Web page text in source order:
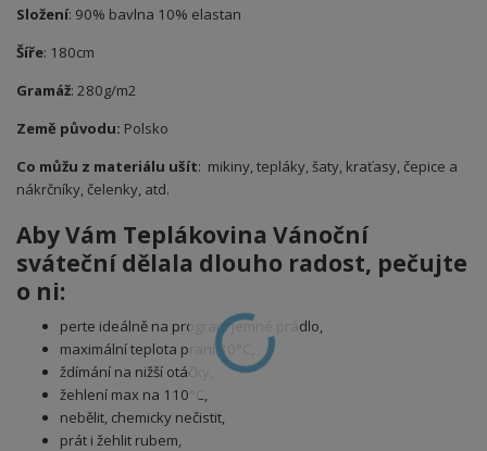
Složení: 90% bavlna 10% elastan
Šíře: 180cm
Gramáž: 280g/m2
Země původu: Polsko
Co můžu z materiálu ušít: mikiny, tepláky, šaty, kraťasy, čepice a
nákrčníky, čelenky, atd.
Aby Vám Teplákovina Vánoční
sváteční dělala dlouho radost, pečujte
o ni:
perte ideálně na program jemné prádlo,
maximální teplota praní 30°C,
ždímání na nižší otáčky,
žehlení max na 110°C,
nebělit, chemicky nečistit,
prát i žehlit rubem,